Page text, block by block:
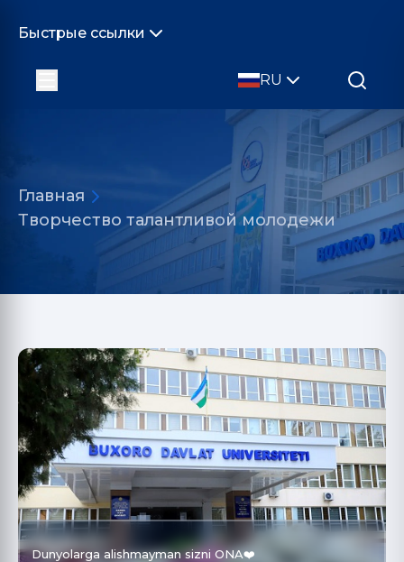
Быстрые ссылки
RU
Главная
Творчество талантливой молодежи
Dunyolarga alishmayman sizni ONA❤️